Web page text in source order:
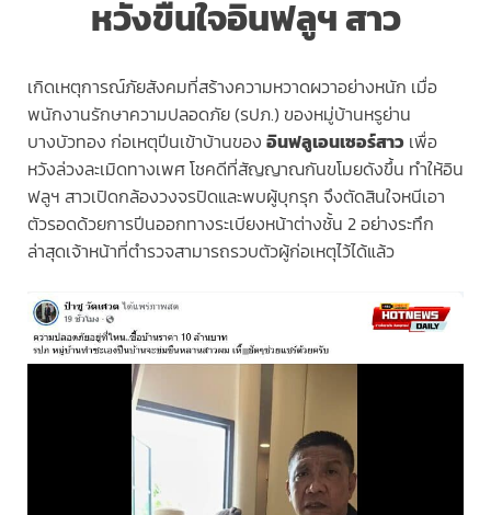
หวังขืนใจอินฟลูฯ สาว
เกิดเหตุการณ์ภัยสังคมที่สร้างความหวาดผวาอย่างหนัก เมื่อ
พนักงานรักษาความปลอดภัย (รปภ.) ของหมู่บ้านหรูย่าน
บางบัวทอง ก่อเหตุปีนเข้าบ้านของ อินฟลูเอนเซอร์สาว เพื่อ
หวังล่วงละเมิดทางเพศ โชคดีที่สัญญาณกันขโมยดังขึ้น ทำให้อิน
ฟลูฯ สาวเปิดกล้องวงจรปิดและพบผู้บุกรุก จึงตัดสินใจหนีเอา
ตัวรอดด้วยการปีนออกทางระเบียงหน้าต่างชั้น 2 อย่างระทึก
ล่าสุดเจ้าหน้าที่ตำรวจสามารถรวบตัวผู้ก่อเหตุไว้ได้แล้ว